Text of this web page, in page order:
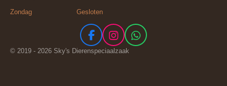
Zondag Gesloten
F
a
I
n
W
© 2019 - 2026 Sky's Dierenspeciaalzaak